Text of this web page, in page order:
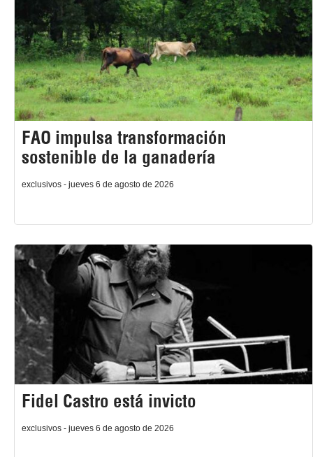
FAO impulsa transformación
sostenible de la ganadería
exclusivos - jueves 6 de agosto de 2026
Fidel Castro está invicto
exclusivos - jueves 6 de agosto de 2026